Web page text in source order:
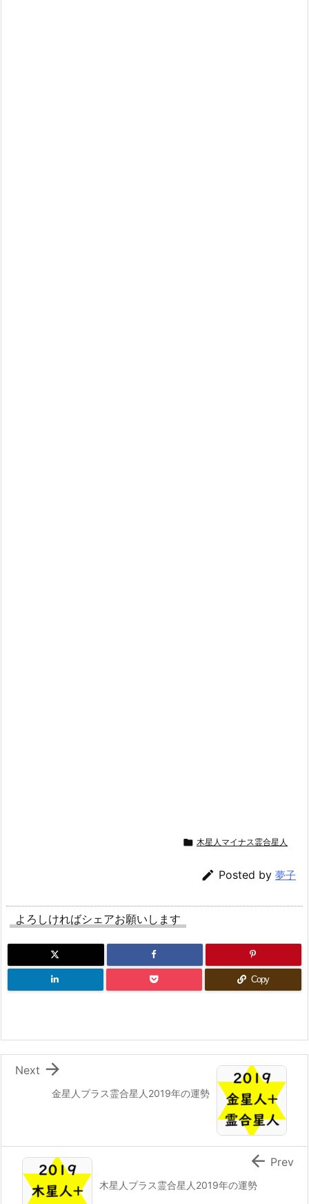
 木星人マイナス霊合星人
 Posted by 夢子
よろしければシェアお願いします
Copy
金星人プラス霊合星人2019年の運勢

Next
木星人プラス霊合星人2019年の運勢
 Prev